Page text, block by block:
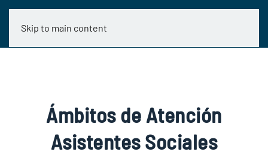
Skip to main content
Ámbitos de Atención
Asistentes Sociales